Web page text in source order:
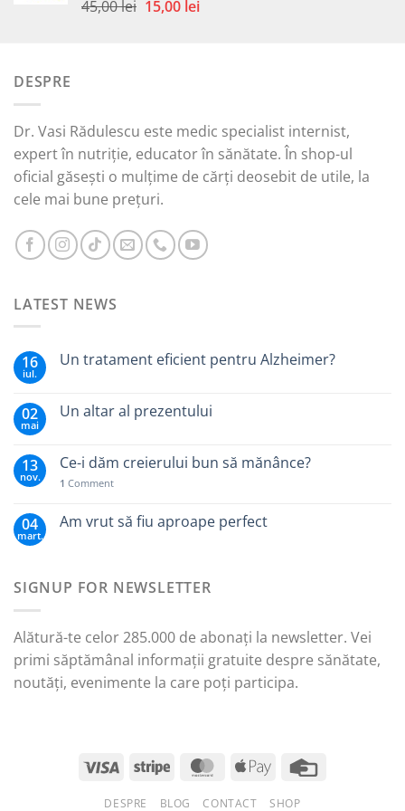
Evaluat la
45,00lei Prețul
15,00 leiPrețul
DESPRE
Dr. Vasi Rădulescu este medic specialist internist,
expert în nutriție, educator în sănătate. În shop-ul
oficial găsești o mulțime de cărți deosebit de utile, la
cele mai bune prețuri.
LATEST NEWS
16
iul.
Un tratament eficient pentru Alzheimer?
02
mai
Un altar al prezentului
13
nov.
Ce-i dăm creierului bun să mănânce?
1 Comment
04
mart.
Am vrut să fiu aproape perfect
SIGNUP FOR NEWSLETTER
Alătură-te celor 285.000 de abonați la newsletter. Vei
primi săptămânal informații gratuite despre sănătate,
noutăți, evenimente la care poți participa.
DESPRE BLOG CONTACT SHOP